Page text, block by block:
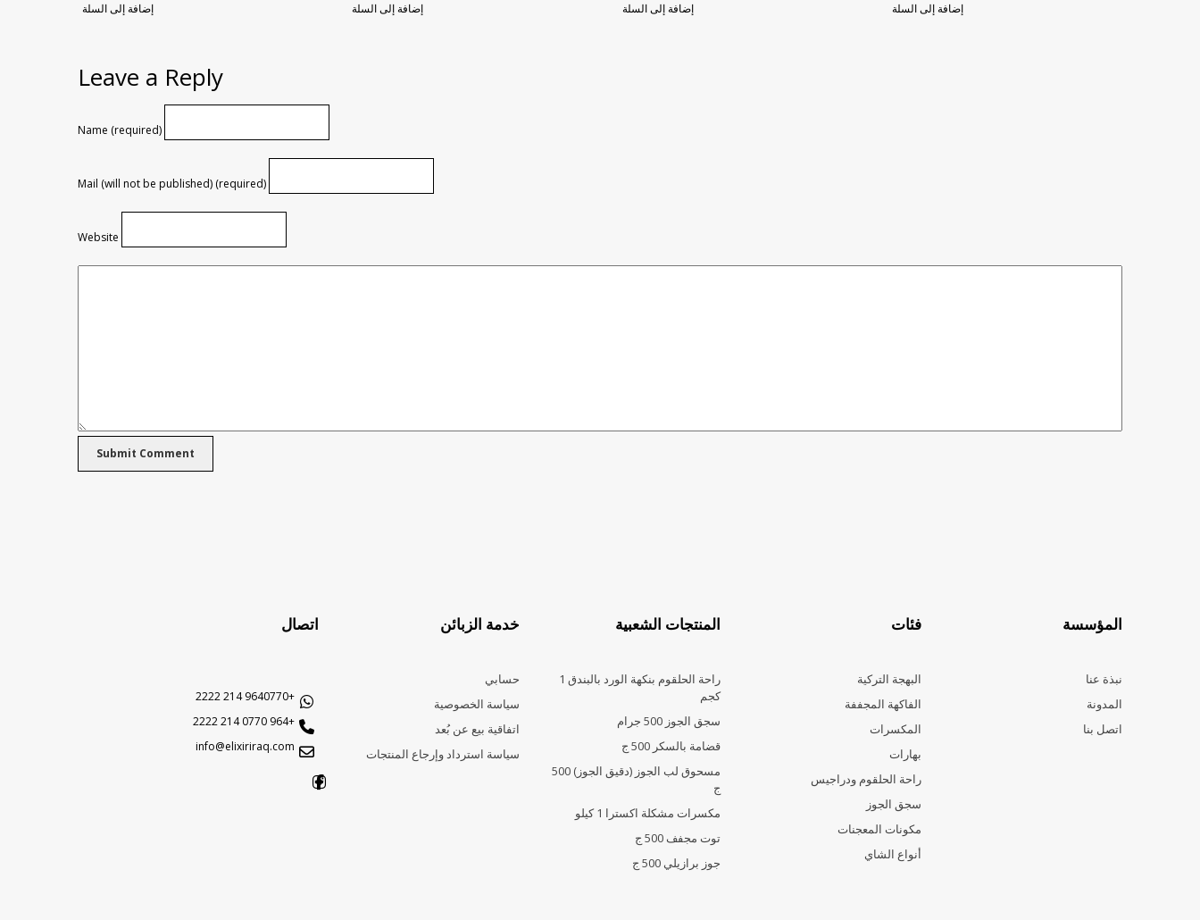
إضافة إلى السلة إضافة إلى السلة إضافة إلى السلة إضافة إلى السلة
Leave a Reply
Name (required)
Mail (will not be published) (required)
Website
المؤسسة
نبذة عنا
المدونة
اتصل بنا
فئات
البهجة التركية
الفاكهة المجففة
المكسرات
بهارات
راحة الحلقوم ودراجيس
سجق الجوز
مكونات المعجنات
أنواع الشاي
المنتجات الشعبية
راحة الحلقوم بنكهة الورد بالبندق 1
كجم
سجق الجوز 500 جرام
قضامة بالسكر 500 ج
مسحوق لب الجوز (دقيق الجوز) 500
ج
مكسرات مشكلة اكسترا 1 كيلو
توت مجفف 500 ج
جوز برازيلي 500 ج
خدمة الزبائن
حسابي
سياسة الخصوصية
اتفاقية بيع عن بُعد
سياسة استرداد وإرجاع المنتجات
اتصال
+9640770 214 2222
+964 0770 214 2222
info@elixiriraq.com